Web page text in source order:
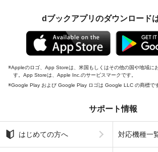
dブックアプリのダウンロード
Appleのロゴ、App Storeは、米国もしくはその他の国や地域に
す。App Storeは、Apple Inc.のサービスマークです。
Google Play および Google Play ロゴは Google LLC の商標です
サポート情報
はじめての方へ 対応機種一